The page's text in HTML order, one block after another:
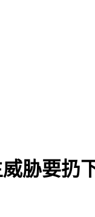
胁要扔